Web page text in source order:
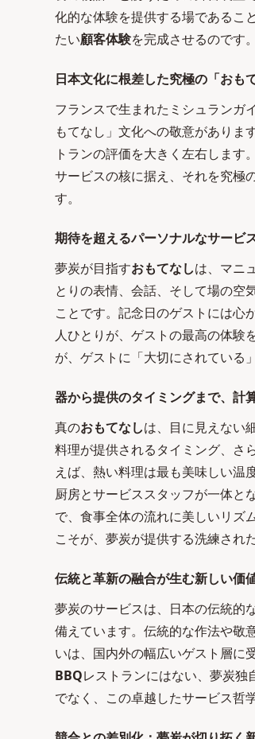
化的な体験を提供する場であるこ
たい顧客体験を完成させるのです。
日本文化に根差した究極の「おも
フランスで生まれたミシュランガ
もてなし」文化への敬意がありま
トランの評価を大きく左右しま
サービスの核に据え、それを究極
す。
期待を超えるパーソナルなサービ
夢炭が目指すおもてなしは、マニ
とりの表情、会話、そして場の
ことです。記念日のゲストには心
人ひとりが、ゲストの最高の体験
が、ゲストに「大切にされている
器から提供のタイミングまで、計
真のおもてなしは、目に見えない
料理が提供されるタイミング、さ
えば、熱い料理は最も美味しい温
厨房とサービススタッフが一体と
で、食事全体の流れに美しいリズ
こそが、夢炭が提供する洗練され
伝統と革新の融合が生む新しい価
夢炭のサービスは、日本の伝統的
備えています。伝統的な作法や敬
いは、国内外の幅広いゲスト層に
BBQレストランにはない、夢炭
でなく、この卓越したサービス哲